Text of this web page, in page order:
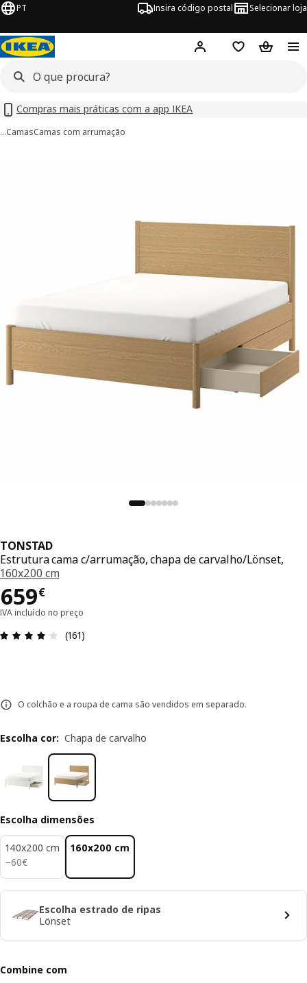
PT Insira código postal Selecionar loja
Hej! Inicie sessão
FavoritosCesto de
Compras mais práticas com a app IKEA
…CamasCamas com arrumação
TONSTAD
Estrutura cama c/arrumação, chapa de carvalho/Lönset,
160x200 cm
659€
Preço 659€
IVA incluído no preço
Avaliações: 4.1 de 5 estrelas. Total de
(161)
O colchão e a roupa de cama são vendidos em separado.
Escolha cor: Chapa de carvalho
Escolha dimensões
140x200 cm
−60€
60€
160x200 cm
Escolha estrado de ripas
Lönset
Combine com